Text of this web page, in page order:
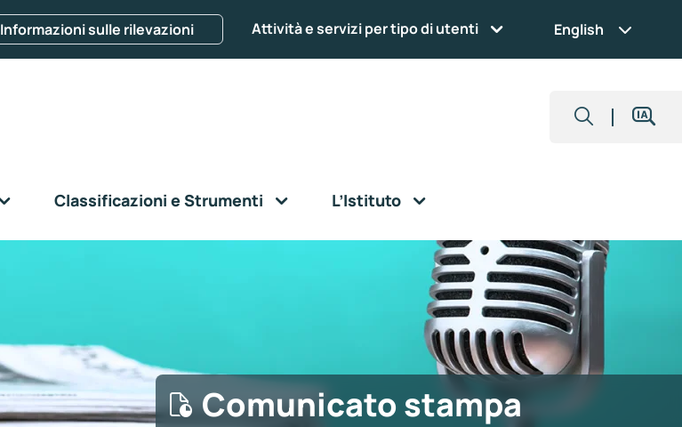
Informazioni sulle rilevazioni Attività e servizi per tipo di utenti English
Classificazioni e Strumenti L’Istituto
Comunicato stampa